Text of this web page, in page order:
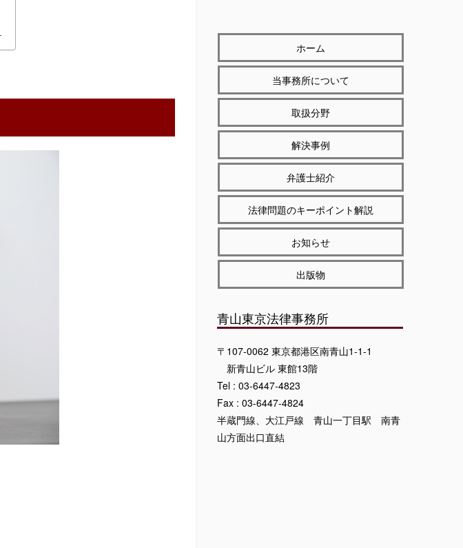
ホーム
当事務所について
取扱分野
解決事例
弁護士紹介
法律問題のキーポイント解説
お知らせ
出版物
青山東京法律事務所
〒107-0062 東京都港区南青山1-1-1
新青山ビル 東館13階
Tel : 03-6447-4823
Fax : 03-6447-4824
半蔵門線、大江戸線 青山一丁目駅 南青
山方面出口直結